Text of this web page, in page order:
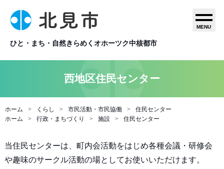
ひと・まち・自然きらめくオホーツク中核都市
MENU
西地区住民センター
ホーム くらし 市民活動・市民協働
住民センター
ホーム
行政・まちづくり 施設 住民センター
当住民センターは、町内会活動をはじめ各種会議・研修会
や趣味のサークル活動の場としてお使いいただけます。